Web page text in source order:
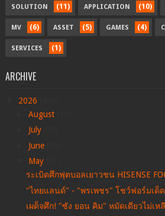
SOLUTION (11) APPLICATION (10)
MV (6) ASSET (5) GAMES (4)
SERVICES (1)
ARCHIVE
2026
August
July
June
May
ระเบิดศึกฟุตบอลเยาวชน HISENSE
"ไทยแลนด์" - "พรเพชร" โชว์ฟอร์มเด็
เผด็จศึก! "ซัง ยอน คิม" หมัดเดียวไม่เห